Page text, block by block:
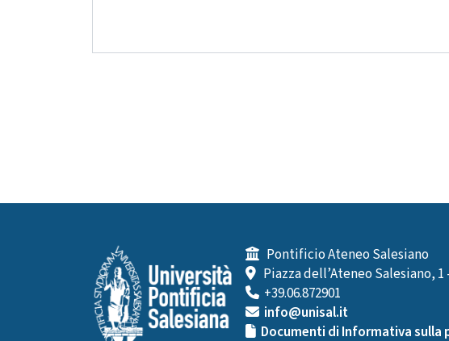
Pontificio Ateneo Salesiano
Piazza dell’Ateneo Salesiano, 1
+39.06.872901
info@unisal.it
Documenti di Informativa sulla